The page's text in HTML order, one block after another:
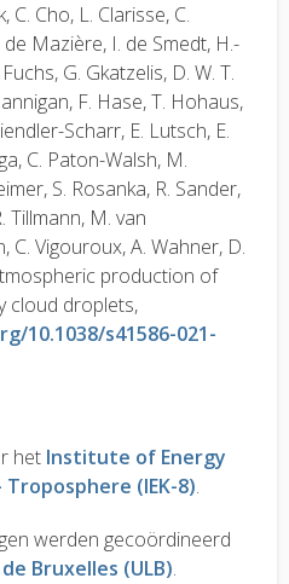
C. Cho, L. Clarisse, C.
Mazière, I. de Smedt, H.-
G. Gkatzelis, D. W. T.
F. Hase, T. Hohaus,
Scharr, E. Lutsch, E.
C. Paton-Walsh, M.
S. Rosanka, R. Sander,
Tillmann, M. van
C. Vigouroux, A. Wahner, D.
production of
cloud droplets,
10.1038/s41586-021-
het Institute of Energy
Troposphere (IEK-8).
werden gecoördineerd
Bruxelles (ULB).